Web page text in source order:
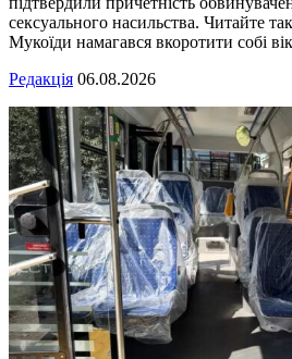
сексуального насильства. Читайте
Мукоїди намагався вкоротити собі
Редакція 06.08.2026